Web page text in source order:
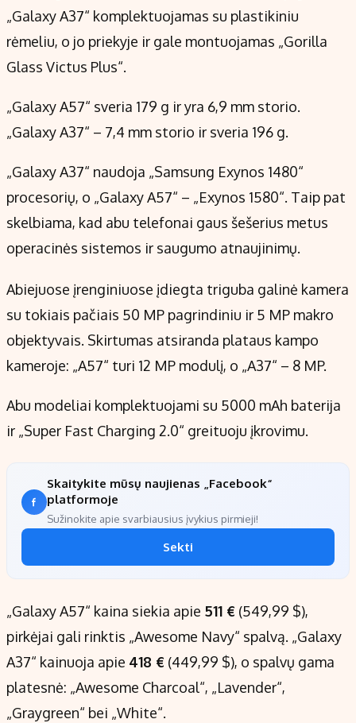
„Galaxy A37“ komplektuojamas su plastikiniu
rėmeliu, o jo priekyje ir gale montuojamas „Gorilla
Glass Victus Plus“.
„Galaxy A57“ sveria 179 g ir yra 6,9 mm storio.
„Galaxy A37“ – 7,4 mm storio ir sveria 196 g.
„Galaxy A37“ naudoja „Samsung Exynos 1480“
procesorių, o „Galaxy A57“ – „Exynos 1580“. Taip pat
skelbiama, kad abu telefonai gaus šešerius metus
operacinės sistemos ir saugumo atnaujinimų.
Abiejuose įrenginiuose įdiegta triguba galinė kamera
su tokiais pačiais 50 MP pagrindiniu ir 5 MP makro
objektyvais. Skirtumas atsiranda plataus kampo
kameroje: „A57“ turi 12 MP modulį, o „A37“ – 8 MP.
Abu modeliai komplektuojami su 5000 mAh baterija
ir „Super Fast Charging 2.0“ greituoju įkrovimu.
Skaitykite mūsų naujienas „Facebook“
platformoje
Sužinokite apie svarbiausius įvykius pirmieji!
Sekti
„Galaxy A57“ kaina siekia apie 511 € (549,99 $),
pirkėjai gali rinktis „Awesome Navy“ spalvą. „Galaxy
A37“ kainuoja apie 418 € (449,99 $), o spalvų gama
platesnė: „Awesome Charcoal“, „Lavender“,
„Graygreen“ bei „White“.